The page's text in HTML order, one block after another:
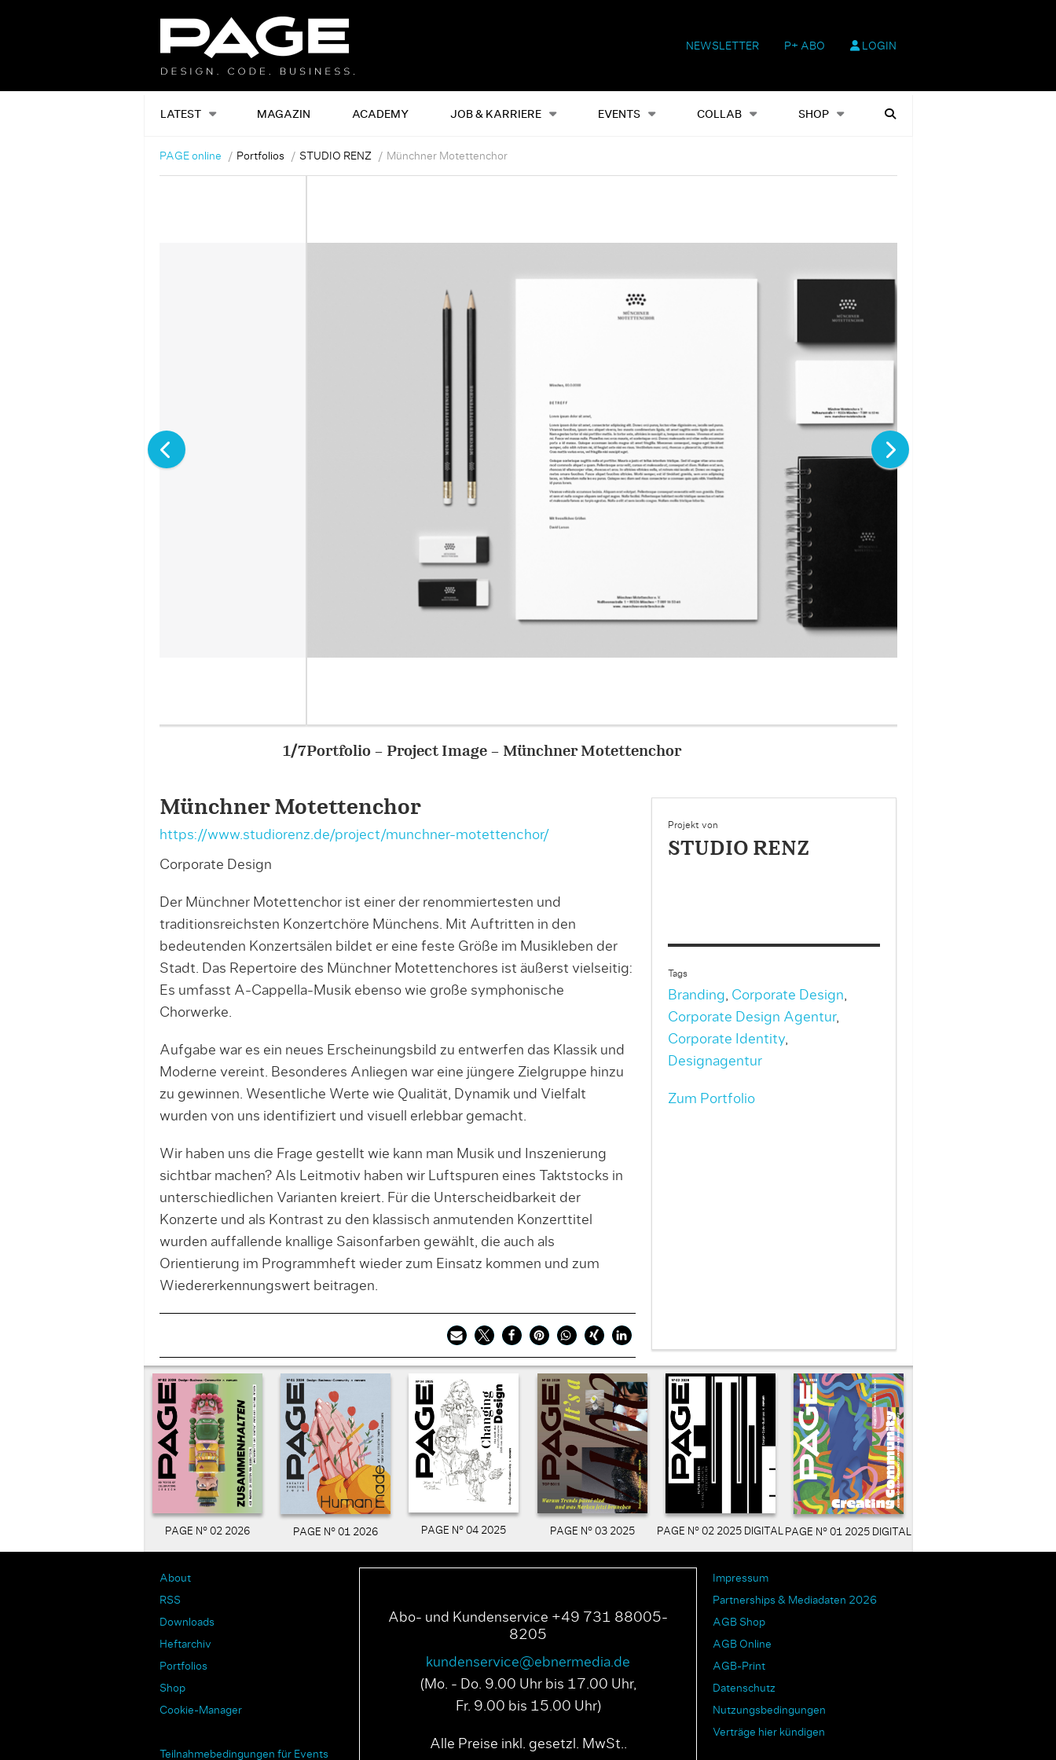
NEWSLETTER P+ ABO LOGIN
LATEST MAGAZIN ACADEMY JOB & KARRIERE EVENTS COLLAB SHOP
Alles Events Shop Heftausgaben Suchen
PAGE online Portfolios STUDIO RENZ Münchner Motettenchor
Portfolio – Project Image – Münchner Motettenchor
Münchner Motettenchor
https://www.studiorenz.de/project/munchner-motettenchor/
Corporate Design
Der Münchner Motettenchor ist einer der renommiertesten und
traditionsreichsten Konzertchöre Münchens. Mit Auftritten in den
bedeutenden Konzertsälen bildet er eine feste Größe im Musikleben der
Stadt. Das Repertoire des Münchner Motettenchores ist äußerst vielseitig:
Es umfasst A-Cappella-Musik ebenso wie große symphonische
Chorwerke.
Aufgabe war es ein neues Erscheinungsbild zu entwerfen das Klassik und
Moderne vereint. Besonderes Anliegen war eine jüngere Zielgruppe hinzu
zu gewinnen. Wesentliche Werte wie Qualität, Dynamik und Vielfalt
wurden von uns identifiziert und visuell erlebbar gemacht.
Wir haben uns die Frage gestellt wie kann man Musik und Inszenierung
sichtbar machen? Als Leitmotiv haben wir Luftspuren eines Taktstocks in
unterschiedlichen Varianten kreiert. Für die Unterscheidbarkeit der
Konzerte und als Kontrast zu den klassisch anmutenden Konzerttitel
wurden auffallende knallige Saisonfarben gewählt, die auch als
Orientierung im Programmheft wieder zum Einsatz kommen und zum
Wiedererkennungswert beitragen.
Projekt von
STUDIO RENZ
Tags
Branding, Corporate Design,
Corporate Design Agentur,
Corporate Identity,
Designagentur
Zum Portfolio
PAGE N° 02 2026 PAGE N° 01 2026 PAGE N° 04 2025 PAGE N° 03 2025 PAGE N° 02 2025 DIGITAL PAGE N° 01 2025 DIGITAL
About
RSS
Downloads
Heftarchiv
Portfolios
Shop
Cookie-Manager
Teilnahmebedingungen für Events
Abo- und Kundenservice +49 731 88005-
8205
kundenservice@ebnermedia.de
(Mo. - Do. 9.00 Uhr bis 17.00 Uhr,
Fr. 9.00 bis 15.00 Uhr)
Alle Preise inkl. gesetzl. MwSt..
Impressum
Partnerships & Mediadaten 2026
AGB Shop
AGB Online
AGB-Print
Datenschutz
Nutzungsbedingungen
Verträge hier kündigen